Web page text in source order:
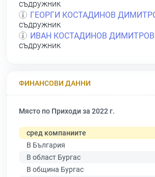
съдружник
ГЕОРГИ КОСТАДИНОВ
съдружник
ИВАН КОСТАДИНОВ ДИМИТРОВ
съдружник
ФИНАНСОВИ ДАННИ
Място по Приходи за 2022 г.
сред компаниите
В България
В област Бургас
В община Бургас